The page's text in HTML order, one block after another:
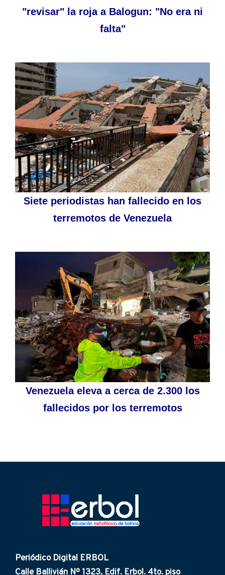
"revisar" la roja a Balogun: "No era ni
falta"
Siete periodistas han fallecido en los
terremotos de Venezuela
Venezuela eleva a cerca de 2.300 los
fallecidos por los terremotos
Periódico Digital ERBOL
Calle Ballivián Nº 1323, Edif. Erbol. 4to. piso